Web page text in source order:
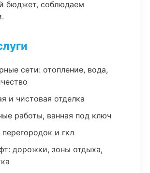
бюджет, соблюдаем
сети: отопление, вода,
и чистовая отделка
работы, ванная под ключ
и гкл
дорожки, зоны отдыха,